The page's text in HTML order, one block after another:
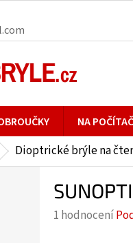
NA POČÍTAČ
Dioptrické brýle na
Průměrné
1 hodnocení